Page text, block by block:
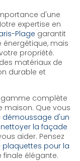
d'une
expertise en
Plage garantit
énergétique, mais
propriété.
matériaux de
durable et
gamme complète
maison. Que vous
démoussage d'un
la façade
aider. Pensez
plaquettes pour la
élégante.